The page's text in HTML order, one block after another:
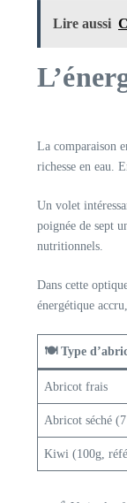
Lire aussi
La comparaison
richesse en eau.
Un volet
poignée de sept
nutritionnels.
Dans cette
énergétique
🍽️ Type
Abricot frais
Abricot séché
Kiwi (100g,